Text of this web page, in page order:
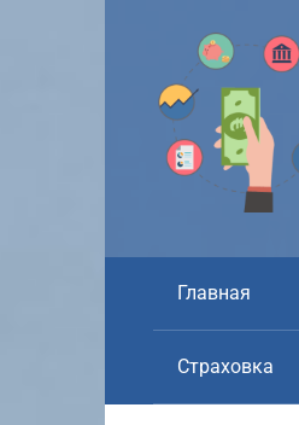
Главная
Страховка